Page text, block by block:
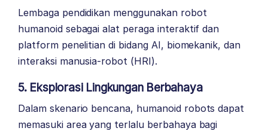
Lembaga pendidikan menggunakan robot
humanoid sebagai alat peraga interaktif dan
platform penelitian di bidang AI, biomekanik, dan
interaksi manusia-robot (HRI).
5. Eksplorasi Lingkungan Berbahaya
Dalam skenario bencana, humanoid robots dapat
memasuki area yang terlalu berbahaya bagi